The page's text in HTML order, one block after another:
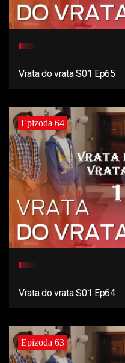
Vrata do vrata S01 Ep65
Epizoda 64
Vrata do vrata S01 Ep64
Epizoda 63